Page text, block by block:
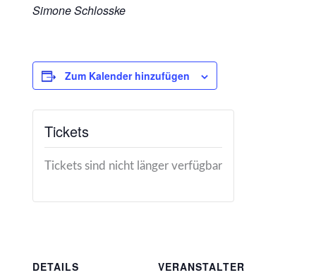
Simone Schlosske
Zum Kalender hinzufügen
DETAILS
VERANSTALTER
Tickets
Tickets sind nicht länger verfügbar